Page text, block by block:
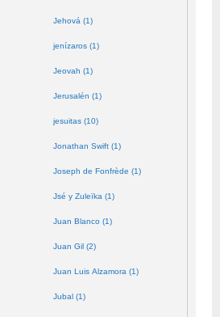
Jehová (1)
jenízaros (1)
Jeovah (1)
Jerusalén (1)
jesuitas (10)
Jonathan Swift (1)
Joseph de Fonfrède (1)
Jsé y Zuleïka (1)
Juan Blanco (1)
Juan Gil (2)
Juan Luis Alzamora (1)
Jubal (1)